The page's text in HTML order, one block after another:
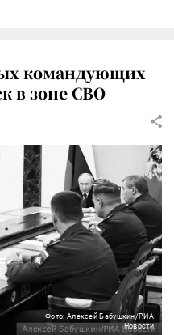
командующих
в зоне СВО
Фото: Алексей Бабушкин/РИА
Новости